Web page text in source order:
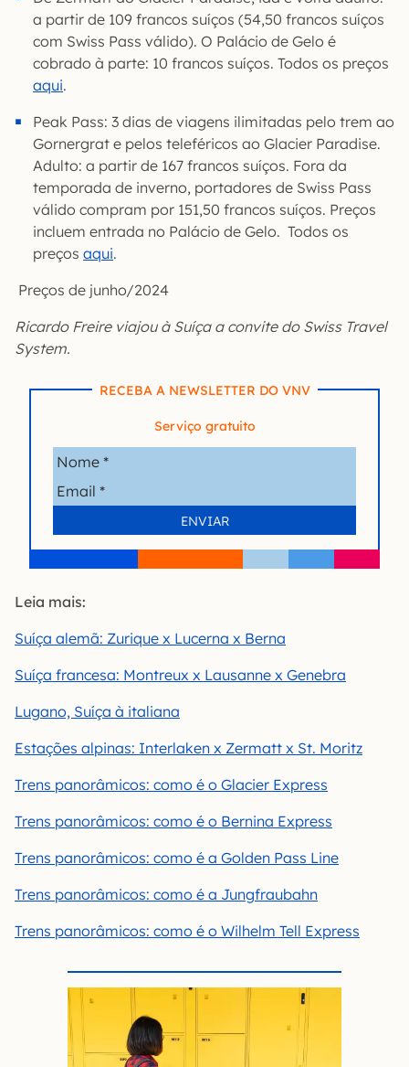
a partir de 109 francos suíços (54,50 francos suíços
com Swiss Pass válido). O Palácio de Gelo é
cobrado à parte: 10 francos suíços. Todos os preços
aqui.
Peak Pass: 3 dias de viagens ilimitadas pelo trem ao
Gornergrat e pelos teleféricos ao Glacier Paradise.
Adulto: a partir de 167 francos suíços. Fora da
temporada de inverno, portadores de Swiss Pass
válido compram por 151,50 francos suíços. Preços
incluem entrada no Palácio de Gelo. Todos os
preços aqui.
Preços de junho/2024
Ricardo Freire viajou à Suíça a convite do Swiss Travel
System.
RECEBA A NEWSLETTER DO VNV
Serviço gratuito
Leia mais:
Suíça alemã: Zurique x Lucerna x Berna
Suíça francesa: Montreux x Lausanne x Genebra
Lugano, Suíça à italiana
Estações alpinas: Interlaken x Zermatt x St. Moritz
Trens panorâmicos: como é o Glacier Express
Trens panorâmicos: como é o Bernina Express
Trens panorâmicos: como é a Golden Pass Line
Trens panorâmicos: como é a Jungfraubahn
Trens panorâmicos: como é o Wilhelm Tell Express